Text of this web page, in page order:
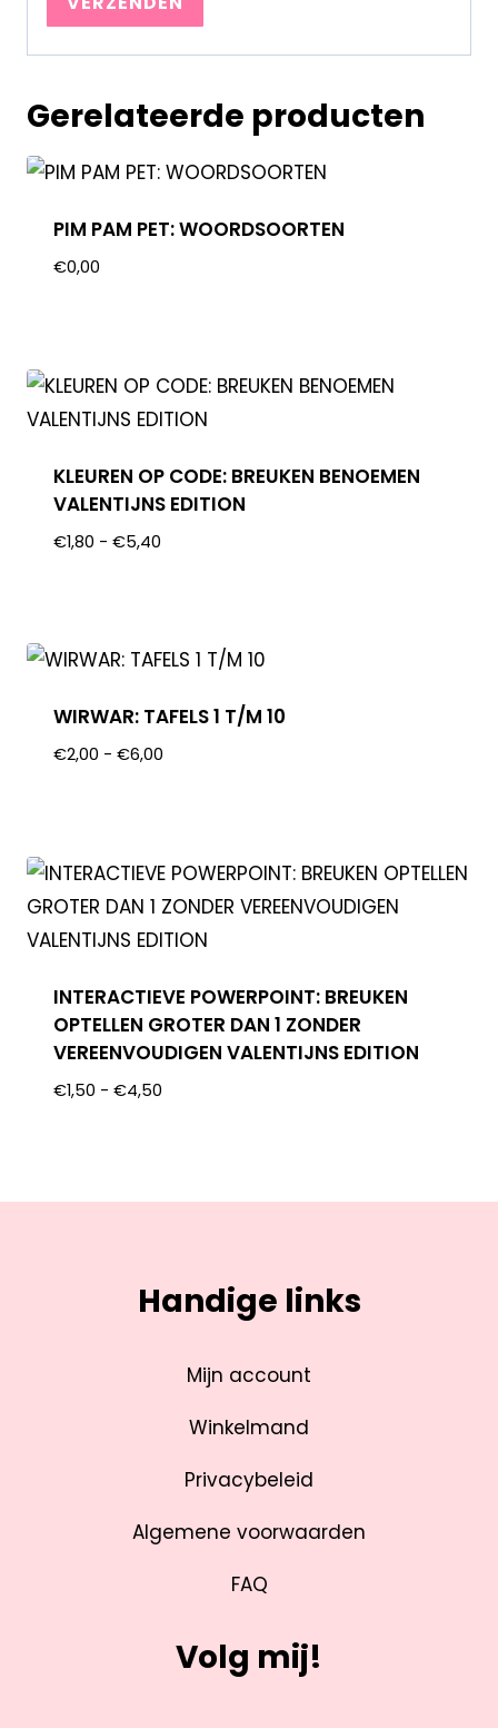
Gerelateerde producten
PIM PAM PET: WOORDSOORTEN
€0,00
KLEUREN OP CODE: BREUKEN BENOEMEN
VALENTIJNS EDITION
€1,80 - €5,40
WIRWAR: TAFELS 1 T/M 10
€2,00 - €6,00
INTERACTIEVE POWERPOINT: BREUKEN
OPTELLEN GROTER DAN 1 ZONDER
VEREENVOUDIGEN VALENTIJNS EDITION
€1,50 - €4,50
Handige links
Mijn account
Winkelmand
Privacybeleid
Algemene voorwaarden
FAQ
Volg mij!